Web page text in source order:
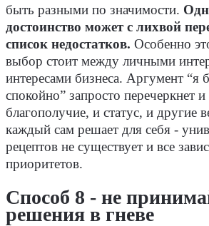
быть разными по значимости.
достоинство может с лихвой
список недостатков. Особенно
выбор стоит между личными
интересами бизнеса. Аргумент “я
спокойно” запросто перечеркнет
благополучие, и статус, и другие
каждый сам решает для себя -
рецептов не существует и все
приоритетов.
Способ 8 - не
решения в гневе